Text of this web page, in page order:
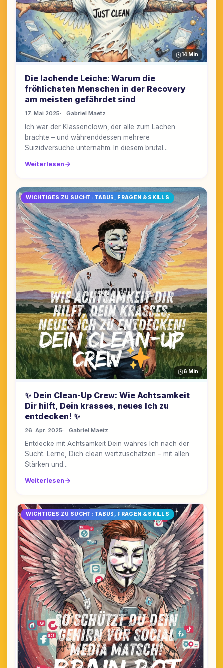
14 Min
Die lachende Leiche: Warum die
fröhlichsten Menschen in der Recovery
am meisten gefährdet sind
17. Mai 2025 Gabriel Maetz
Ich war der Klassenclown, der alle zum Lachen
brachte – und währenddessen mehrere
Suizidversuche unternahm. In diesem brutal...
Weiterlesen
WICHTIGES ZU SUCHT: TABUS, FRAGEN & SKILLS
6 Min
✨ Dein Clean-Up Crew: Wie Achtsamkeit
Dir hilft, Dein krasses, neues Ich zu
entdecken! ✨
26. Apr. 2025 Gabriel Maetz
Entdecke mit Achtsamkeit Dein wahres Ich nach der
Sucht. Lerne, Dich clean wertzuschätzen – mit allen
Stärken und...
Weiterlesen
WICHTIGES ZU SUCHT: TABUS, FRAGEN & SKILLS